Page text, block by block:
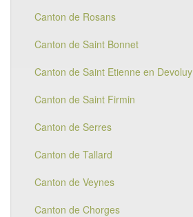
Canton de Rosans
Canton de Saint Bonnet
Canton de Saint Etienne en Devoluy
Canton de Saint Firmin
Canton de Serres
Canton de Tallard
Canton de Veynes
Canton de Chorges